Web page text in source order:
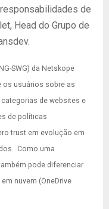
de
Head do Grupo de
SWG) da Netskope
os usuários sobre as
de websites e
de políticas
trust em evolução em
Como uma
pode diferenciar
nuvem (OneDrive